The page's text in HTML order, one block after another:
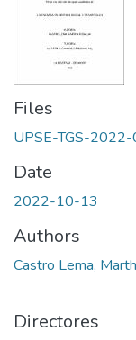
Files
UPSE-TGS-
Date
2022-10-13
Authors
Castro Lema,
Directores